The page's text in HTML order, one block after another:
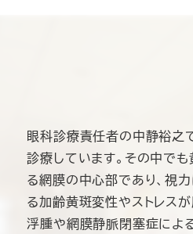
眼科診療責任者の中静裕之
診療しています。その中で
る網膜の中心部であり、視
る加齢黄斑変性やストレス
浮腫や網膜静脈閉塞症によ